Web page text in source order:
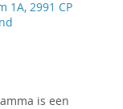
1A, 2991 CP
is een